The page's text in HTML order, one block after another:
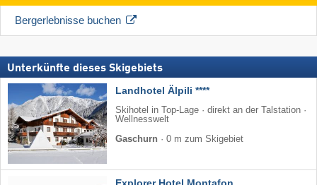
Bergerlebnisse buchen
Unterkünfte dieses Skigebiets
Landhotel Älpili ****
Skihotel in Top-Lage · direkt an der Talstation ·
Wellnesswelt
Gaschurn · 0 m zum Skigebiet